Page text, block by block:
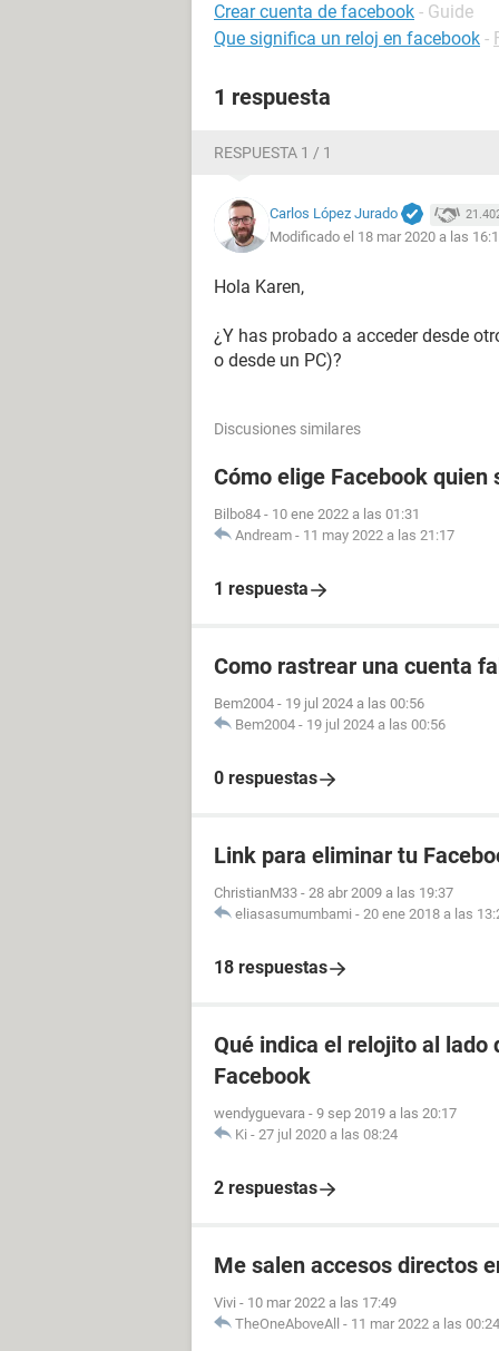
Crear cuenta de facebook - Guide
Que significa un reloj en facebook -
1 respuesta
RESPUESTA 1 / 1
Carlos López Jurado
Modificado el 18 mar 2020 a las
Hola Karen,
¿Y has probado a acceder desde
o desde un PC)?
Discusiones similares
Cómo elige Facebook
Bilbo84 - 10 ene 2022 a las 01:31
Andream - 11 may 2022 a las 21:17
1 respuesta
Como rastrear una cuenta
Bem2004 - 19 jul 2024 a las 00:56
Bem2004 - 19 jul 2024 a las 00:56
0 respuestas
Link para eliminar tu
ChristianM33 - 28 abr 2009 a las 19:37
eliasasumumbami - 20 ene 2018 a las
18 respuestas
Qué indica el relojito al lado
Facebook
wendyguevara - 9 sep 2019 a las 20:17
Ki - 27 jul 2020 a las 08:24
2 respuestas
Me salen accesos directos
Vivi - 10 mar 2022 a las 17:49
TheOneAboveAll - 11 mar 2022 a las 00:24